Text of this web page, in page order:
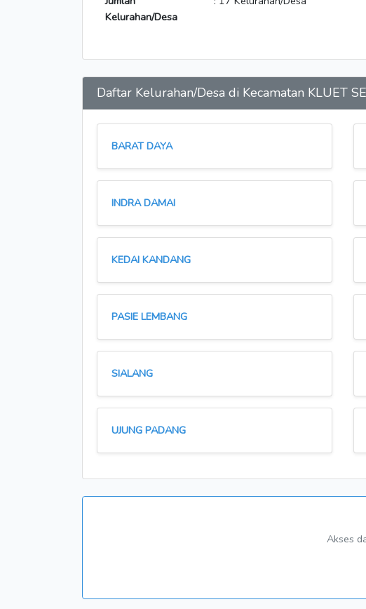
Kelurahan/Desa
Daftar Kelurahan/Desa di Kecamatan KLUET
BARAT DAYA
INDRA DAMAI
KEDAI KANDANG
PASIE LEMBANG
SIALANG
UJUNG PADANG
Akses